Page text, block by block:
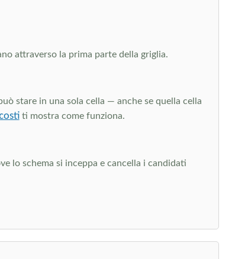
attraverso la prima parte della griglia.
stare in una sola cella — anche se quella cella
ti mostra come funziona.
lo schema si inceppa e cancella i candidati